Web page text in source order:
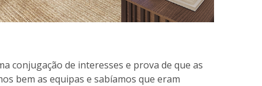
conjugação de interesses e prova de que as
bem as equipas e sabíamos que eram